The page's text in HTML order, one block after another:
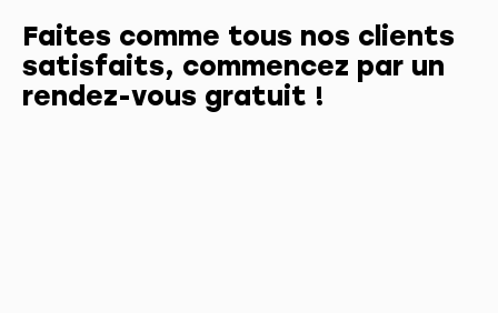
Faites comme tous nos clients
satisfaits, commencez par un
rendez-vous gratuit !